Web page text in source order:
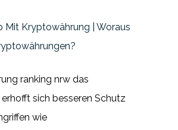
Mit Kryptowährung | Woraus
ranking nrw das
sich besseren Schutz
wie